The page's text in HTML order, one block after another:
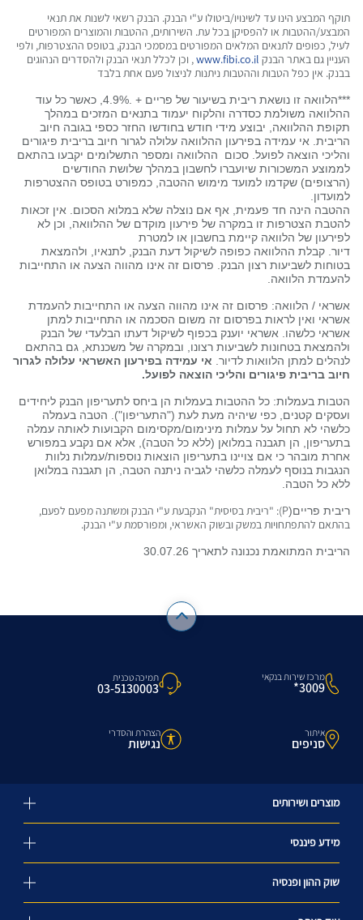
תוקף המבצע הינו עד לשינויו/ביטולו ע"י הבנק. הבנק רשאי לשנות את תנאי
המבצע/ההטבות או להפסיקן בכל עת. השירותים, ההטבות והמוצרים המפורטים
לעיל, כפופים לתנאים המלאים המפורטים במסמכי הבנק, בטופס ההצטרפות, ולפי
העניין גם באתר הבנק
, וכן לכלל תנאי הבנק ולהסדרים הנהוגים
בבנק. אין כפל הטבות וההטבות ניתנות לניצול פעם אחת בלבד
***הלוואה זו נושאת ריבית בשיעור של פריים + .4.9%, כאשר כל עוד
ההלוואה משולמת כסדרה והלקוח יעמוד בתנאים המזכים במהלך
תקופת ההלוואה, יבוצע מידי חודש בחודשו החזר כספי בגובה חיוב
הריבית. אי עמידה בפירעון ההלוואה עלולה לגרור חיוב בריבית פיגורים
והליכי הוצאה לפועל. סכום ההלוואה ומספר התשלומים יקבעו בהתאם
לממוצע המשכורות שיועברו לחשבון במהלך שלושת החודשים
(הרצופים) שקדמו למועד מימוש ההטבה, כמפורט בטופס ההצטרפות
למועדון.
ההטבה הינה חד פעמית, אף אם נוצלה שלא במלוא הסכום. אין זכאות
להטבת הצטרפות זו במקרה של פירעון מוקדם של ההלוואה, וכן לא
לפירעון של הלוואה קיימת בחשבון או למטרת
דיור. קבלת ההלוואה כפופה לשיקול דעת הבנק, לתנאיו, ולהמצאת
בטוחות לשביעות רצון הבנק. פרסום זה אינו מהווה הצעה או התחייבות
להעמדת הלוואה.
אשראי / הלוואה: פרסום זה אינו מהווה הצעה או התחייבות להעמדת
אשראי ואין לראות בפרסום זה משום הסכמה או התחייבות למתן
אשראי כלשהו. אשראי יוענק בכפוף לשיקול דעתו הבלעדי של הבנק
ולהמצאת בטחונות לשביעות רצונו, ובמקרה של משכנתא, גם בהתאם
לנהלים למתן הלוואות לדיור. אי עמידה בפירעון האשראי עלולה לגרור
חיוב בריבית פיגורים והליכי הוצאה לפועל.
הטבות בעמלות: כל ההטבות בעמלות הן ביחס לתעריפון הבנק ליחידים
ועסקים קטנים, כפי שיהיה מעת לעת ("התעריפון"). הטבה בעמלה
כלשהי לא תחול על עמלות מינימום/מקסימום הקבועות לאותה עמלה
בתעריפון, הן תגבנה במלואן (ללא כל הטבה), אלא אם נקבע במפורש
אחרת מובהר כי אם צויינו בתעריפון הוצאות נוספות/עמלות נלוות
הנגבות בנוסף לעמלה כלשהי לגביה ניתנה הטבה, הן תגבנה במלואן
ללא כל הטבה.
ריבית פריים(P): "ריבית בסיסית" הנקבעת ע"י הבנק ומשתנה מפעם לפעם,
בהתאם להתפתחויות במשק ובשוק האשראי, ומפורסמת ע"י הבנק.
הריבית המתואמת נכנונה לתאריך 30.07.26
מרכז שירות בנקאי
3009*
תמיכה טכנית
03-5130003
איתור
סניפים
הצהרת והסדרי
נגישות
מוצרים ושירותים
מידע פיננסי
שוק ההון ופנסיה